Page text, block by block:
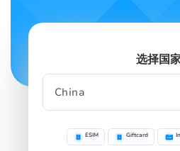
中文
SIGN INSIGN UP
选择国
ESIM Giftcard